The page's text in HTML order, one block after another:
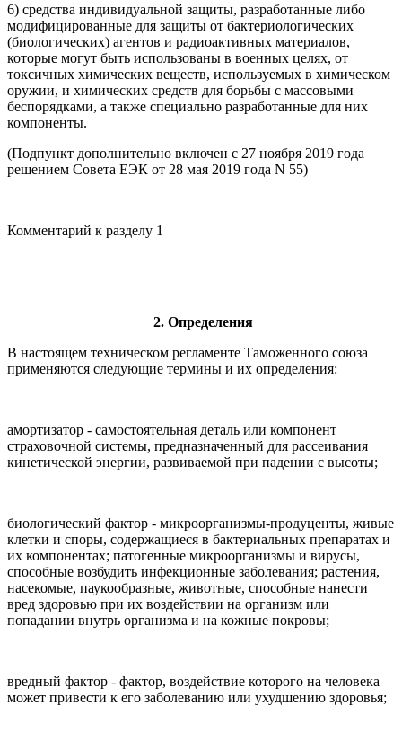
6) средства индивидуальной защиты, разработанные либо
модифицированные для защиты от бактериологических
(биологических) агентов и радиоактивных материалов,
которые могут быть использованы в военных целях, от
токсичных химических веществ, используемых в химическом
оружии, и химических средств для борьбы с массовыми
беспорядками, а также специально разработанные для них
компоненты.
(Подпункт дополнительно включен с 27 ноября 2019 года
решением Совета ЕЭК от 28 мая 2019 года N 55)
Комментарий к разделу 1
2. Определения
В настоящем техническом регламенте Таможенного союза
применяются следующие термины и их определения:
амортизатор - самостоятельная деталь или компонент
страховочной системы, предназначенный для рассеивания
кинетической энергии, развиваемой при падении с высоты;
биологический фактор - микроорганизмы-продуценты, живые
клетки и споры, содержащиеся в бактериальных препаратах и
их компонентах; патогенные микроорганизмы и вирусы,
способные возбудить инфекционные заболевания; растения,
насекомые, паукообразные, животные, способные нанести
вред здоровью при их воздействии на организм или
попадании внутрь организма и на кожные покровы;
вредный фактор - фактор, воздействие которого на человека
может привести к его заболеванию или ухудшению здоровья;